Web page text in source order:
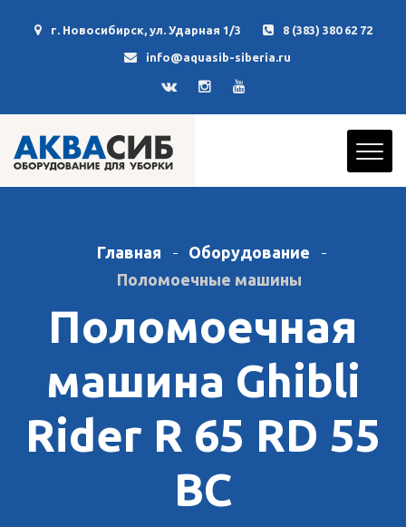
г. Новосибирск, ул. Ударная 1/3 8 (383) 380 62 72
info@aquasib-siberia.ru
Главная
Оборудование
Поломоечные машины
Поломоечная
машина Ghibli
Rider R 65 RD 55
BC